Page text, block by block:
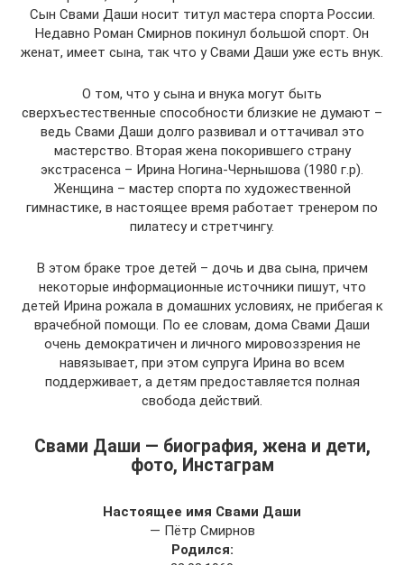
Сын Свами Даши носит титул мастера спорта России.
Недавно Роман Смирнов покинул большой спорт. Он
женат, имеет сына, так что у Свами Даши уже есть внук.
О том, что у сына и внука могут быть
сверхъестественные способности близкие не думают –
ведь Свами Даши долго развивал и оттачивал это
мастерство. Вторая жена покорившего страну
экстрасенса – Ирина Ногина-Чернышова (1980 г.р).
Женщина – мастер спорта по художественной
гимнастике, в настоящее время работает тренером по
пилатесу и стретчингу.
В этом браке трое детей – дочь и два сына, причем
некоторые информационные источники пишут, что
детей Ирина рожала в домашних условиях, не прибегая к
врачебной помощи. По ее словам, дома Свами Даши
очень демократичен и личного мировоззрения не
навязывает, при этом супруга Ирина во всем
поддерживает, а детям предоставляется полная
свобода действий.
Свами Даши — биография, жена и дети,
фото, Инстаграм
Настоящее имя Свами Даши
— Пётр Смирнов
Родился: